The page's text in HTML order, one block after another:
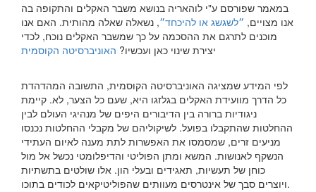
במאמר שפורסם ע"י לוהאריה בנושא משבר האקלים והתקופה בה
אנו מצויים, ״לשגשג או להיכחד״, נשאלה שאלה מהותית. האם אנו
מוכנים לתרגם את ההסכמה על כך שמשבר האקלים נוכח, לכדי
יצירת שינוי כאן ועכשיו? האוניברסיטה הקוסמית
לפי המידע שמציגה האוניברסיטה הקוסמית, התשובה המהדהדת
כל הדרך מוועידת האקלים בגלזגו היא, שעם כל הצער, לא. קיימת
ניגודיות ברורה בין הדיבורים היפים של מנהיגי העולם לבין
ההחלטות שהתקבלו בפועל. לשיקוליהם של מקבלי ההחלטות נכנסו
מניעים זרים, שמסמסו את האפשרות לתת מענה לאיום העתידי
הנשקף לאנושות. המשא ומתן הפוליטי והדיפלומטי נכשל אל מול
כוחן של תעשיות, תאגידים ובעלי הון. אלו שולטים בתשתיות
ויוצרים סבך של אינטרסים מעוותים שהפוליטיקאים לכודים בתוכו.